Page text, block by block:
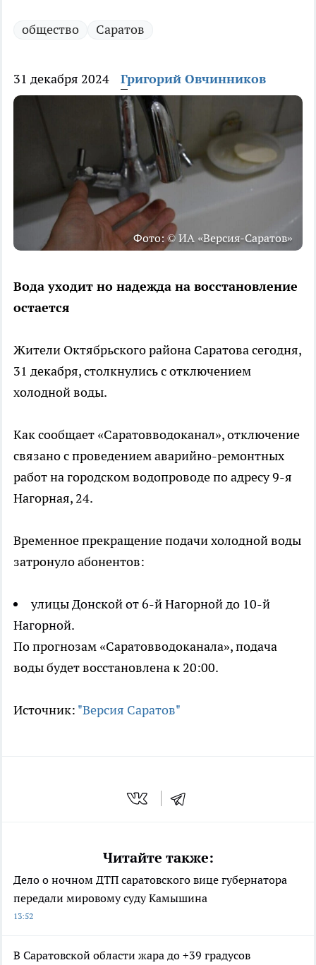
общество Саратов
31 декабря 2024 Григорий Овчинников
Фото: © ИА «Версия-Саратов»
Вода уходит но надежда на восстановление
остается
Жители Октябрьского района Саратова сегодня,
31 декабря, столкнулись с отключением
холодной воды.
Как сообщает «Саратовводоканал», отключение
связано с проведением аварийно-ремонтных
работ на городском водопроводе по адресу 9-я
Нагорная, 24.
Временное прекращение подачи холодной воды
затронуло абонентов:
улицы Донской от 6-й Нагорной до 10-й
Нагорной.
По прогнозам «Саратовводоканала», подача
воды будет восстановлена к 20:00.
Источник: "Версия Саратов"
Читайте также:
Дело о ночном ДТП саратовского вице губернатора
передали мировому суду Камышина
13:52
В Саратовской области жара до +39 градусов